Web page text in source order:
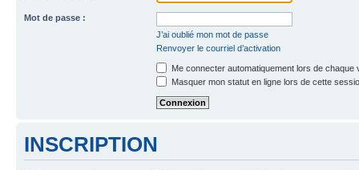
Mot de passe :
J’ai oublié mon mot de passe
Renvoyer le courriel d’activation
Me connecter automatiquement lors de chaque
Masquer mon statut en ligne lors de cette
INSCRIPTION